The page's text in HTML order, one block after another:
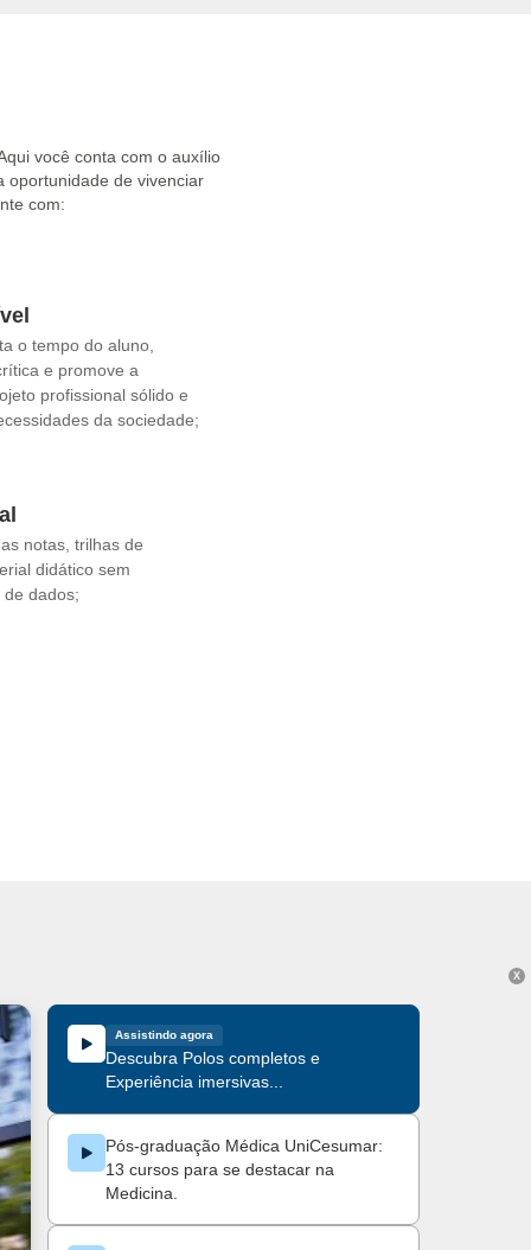
você conta com o auxílio
oportunidade de vivenciar
com:
o tempo do aluno,
e promove a
profissional sólido e
da sociedade;
notas, trilhas de
didático sem
dados;
Assistindo agora
Descubra Polos completos e
Experiência imersivas...
Pós-graduação Médica UniCesumar:
13 cursos para se destacar na
Medicina.
X